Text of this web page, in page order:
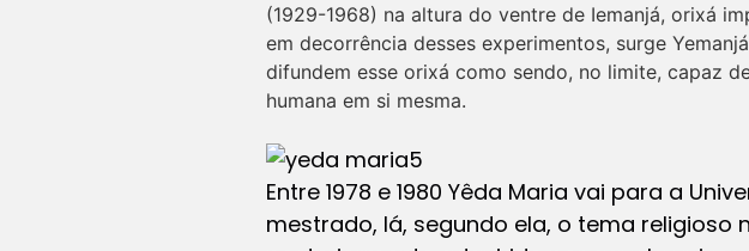
(1929-1968) na altura do ventre de Iemanjá, orixá
em decorrência desses experimentos, surge
difundem esse orixá como sendo, no limite, capaz
humana em si mesma.
Entre 1978 e 1980 Yêda Maria vai para a
mestrado, lá, segundo ela, o tema religioso